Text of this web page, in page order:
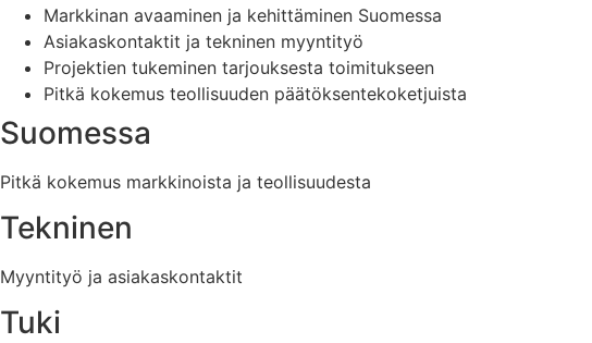
Markkinan avaaminen ja kehittäminen Suomessa
Asiakaskontaktit ja tekninen myyntityö
Projektien tukeminen tarjouksesta toimitukseen
Pitkä kokemus teollisuuden päätöksentekoketjuista
Suomessa
Pitkä kokemus markkinoista ja teollisuudesta
Tekninen
Myyntityö ja asiakaskontaktit
Tuki